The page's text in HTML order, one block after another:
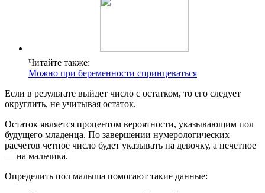
Читайте также:
Можно при беременности спринцеваться
Если в результате выйдет число с остатком, то его следует
округлить, не учитывая остаток.
Остаток является процентом вероятности, указывающим пол
будущего младенца. По завершении нумерологических
расчетов четное число будет указывать на девочку, а нечетное
— на мальчика.
Определить пол малыша помогают такие данные: